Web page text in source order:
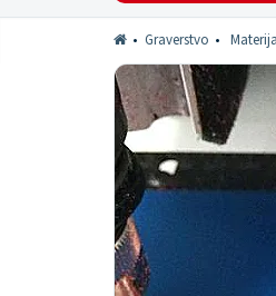
Graverstvo